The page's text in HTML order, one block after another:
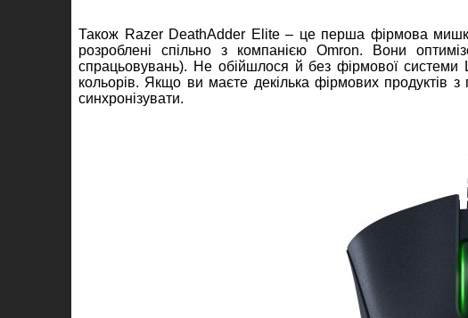
Також Razer DeathAdder Elite – це перша фірмова
розроблені спільно з компанією Omron. Вони
спрацьовувань). Не обійшлося й без фірмової системи
кольорів. Якщо ви маєте декілька фірмових продуктів
синхронізувати.